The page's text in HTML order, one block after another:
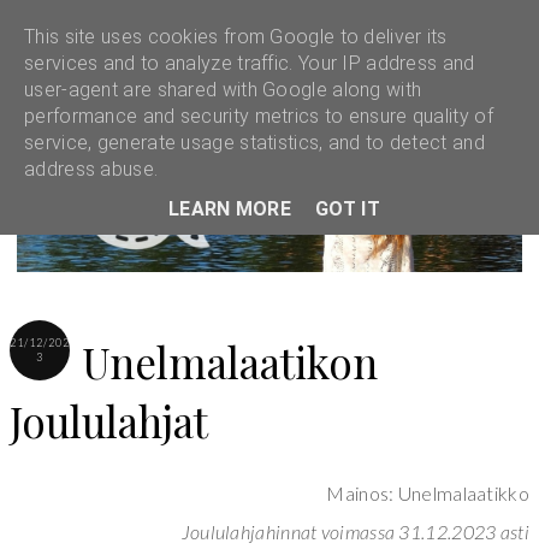
21/12/202
3
Unelmalaatikon
Joululahjat
Mainos: Unelmalaatikko
Joululahjahinnat voimassa 31.12.2023 asti
This site uses cookies from Google to deliver its
services and to analyze traffic. Your IP address and
user-agent are shared with Google along with
performance and security metrics to ensure quality of
service, generate usage statistics, and to detect and
address abuse.
LEARN MORE
GOT IT